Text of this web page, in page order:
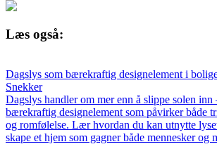
Læs også:
Dagslys som bærekraftig designelement i
Snekker
Dagslys handler om mer enn å slippe solen inn
bærekraftig designelement som påvirker både
og romfølelse. Lær hvordan du kan utnytte
skape et hjem som gagner både mennesker og